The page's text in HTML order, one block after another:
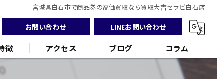
宮城県白石市で商品券の高価買取なら買取大吉セラビ白石店
お問い合わせ LINEお問い合わせ
徴 アクセス ブログ コラム